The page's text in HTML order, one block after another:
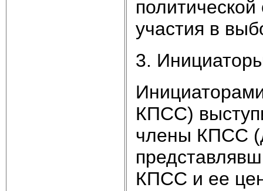
участия в
3.
КПСС)
члены КПСС
КПСС и ее